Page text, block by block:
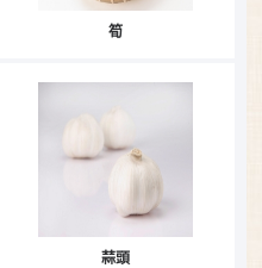
筍
蒜頭